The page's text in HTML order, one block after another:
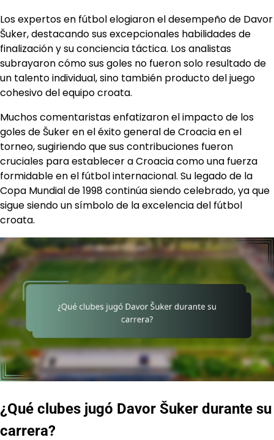
Los expertos en fútbol elogiaron el desempeño de Davor
Šuker, destacando sus excepcionales habilidades de
finalización y su conciencia táctica. Los analistas
subrayaron cómo sus goles no fueron solo resultado de
un talento individual, sino también producto del juego
cohesivo del equipo croata.
Muchos comentaristas enfatizaron el impacto de los
goles de Šuker en el éxito general de Croacia en el
torneo, sugiriendo que sus contribuciones fueron
cruciales para establecer a Croacia como una fuerza
formidable en el fútbol internacional. Su legado de la
Copa Mundial de 1998 continúa siendo celebrado, ya que
sigue siendo un símbolo de la excelencia del fútbol
croata.
¿Qué clubes jugó Davor Šuker durante su
carrera?